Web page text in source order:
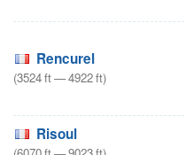
Rencurel
(3524ft—4922ft)
Risoul